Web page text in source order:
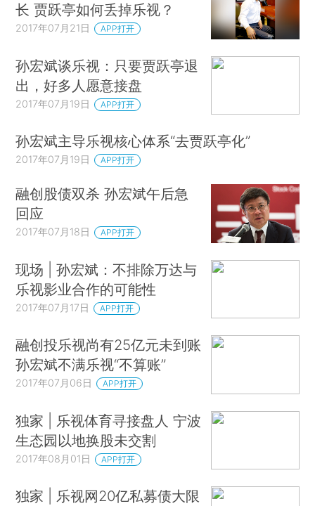
长 贾跃亭如何丢掉乐视？
2017年07月21日 APP打开
孙宏斌谈乐视：只要贾跃亭退
出，好多人愿意接盘
2017年07月19日 APP打开
孙宏斌主导乐视核心体系“去贾跃亭化”
2017年07月19日 APP打开
融创股债双杀 孙宏斌午后急
回应
2017年07月18日 APP打开
现场 | 孙宏斌：不排除万达与
乐视影业合作的可能性
2017年07月17日 APP打开
融创投乐视尚有25亿元未到账
孙宏斌不满乐视“不算账”
2017年07月06日 APP打开
独家 | 乐视体育寻接盘人 宁波
生态园以地换股未交割
2017年08月01日 APP打开
独家 | 乐视网20亿私募债大限